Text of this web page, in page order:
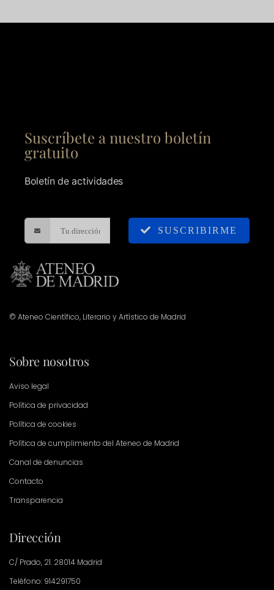
Suscríbete a nuestro boletín
gratuito
Boletín de actividades
SUSCRIBIRME
© Ateneo Científico, Literario y Artístico de Madrid
Sobre nosotros
Aviso legal
Política de privacidad
Política de cookies
Política de cumplimiento del Ateneo de Madrid
Canal de denuncias
Contacto
Transparencia
Dirección
C/ Prado, 21. 28014 Madrid
Teléfono: 914291750